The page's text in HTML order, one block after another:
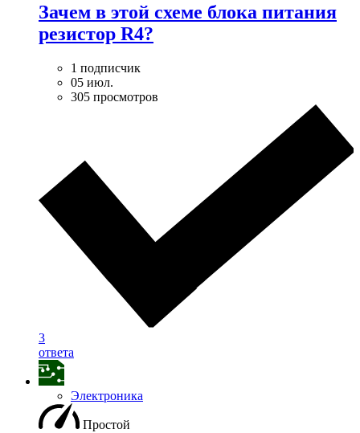
Зачем в этой схеме блока питания
резистор R4?
1 подписчик
05 июл.
305 просмотров
3
ответа
Электроника
Простой